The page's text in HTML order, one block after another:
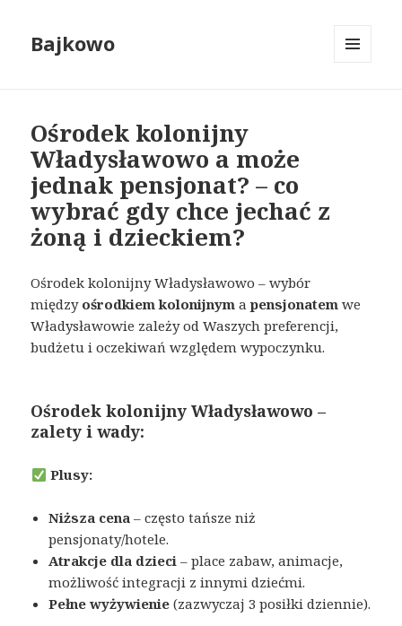
Bajkowo
Ośrodek kolonijny
Władysławowo a może
jednak pensjonat? – co
wybrać gdy chce jechać z
żoną i dzieckiem?
Ośrodek kolonijny Władysławowo – wybór
między ośrodkiem kolonijnym apensjonatem we
Władysławowie zależy od Waszych preferencji,
budżetu i oczekiwań względem wypoczynku.
Ośrodek kolonijny Władysławowo –
zalety i wady:
Plusy:
Niższa cena – często tańsze niż
pensjonaty/hotele.
Atrakcje dla dzieci – place zabaw, animacje,
możliwość integracji z innymi dziećmi.
Pełne wyżywienie (zazwyczaj 3 posiłki dziennie).